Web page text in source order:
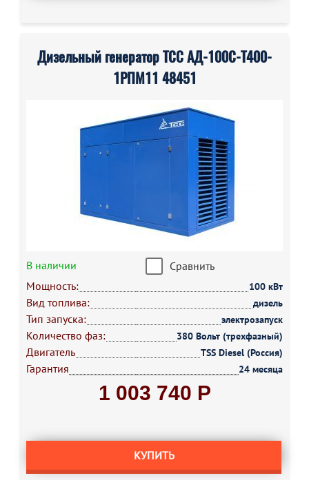
Дизельный генератор ТСС АД-100С-Т400-
1РПМ11 48451
В наличии
Сравнить
Мощность:
100 кВт
Вид топлива: дизель
Тип запуска: электрозапуск
Количество фаз: 380 Вольт (трехфазный)
Двигатель TSS Diesel (Россия)
Гарантия 24 месяца
1 003 740 Р
КУПИТЬ